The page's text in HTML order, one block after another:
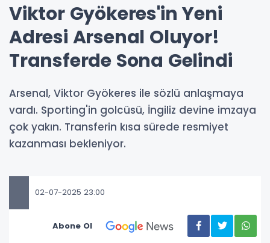
Viktor Gyökeres'in Yeni
Adresi Arsenal Oluyor!
Transferde Sona Gelindi
Arsenal, Viktor Gyökeres ile sözlü anlaşmaya
vardı. Sporting'in golcüsü, İngiliz devine imzaya
çok yakın. Transferin kısa sürede resmiyet
kazanması bekleniyor.
02-07-2025 23:00
Abone Ol